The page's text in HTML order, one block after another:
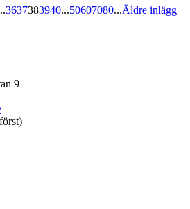
3637383940...50607080...Äldre inlägg
9